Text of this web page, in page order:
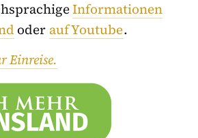
Informationen
oder auf Youtube.
Einreise.